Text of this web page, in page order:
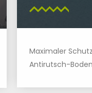
Maximaler
Antirutsch-